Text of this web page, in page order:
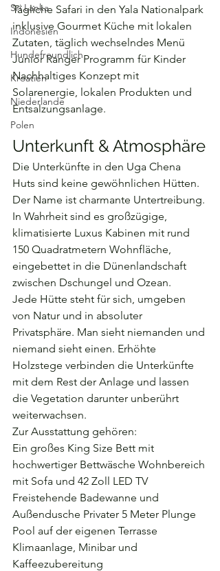
Sri Lanka
Indonesien
Hundefreundlich
Kroatien
Niederlande
Polen
Tägliche Safari in den Yala Nationalpark
inklusive Gourmet Küche mit lokalen
Zutaten, täglich wechselndes Menü
Junior Ranger Programm für Kinder
Nachhaltiges Konzept mit
Solarenergie, lokalen Produkten und
Entsalzungsanlage.
Unterkunft & Atmosphäre
Die Unterkünfte in den Uga Chena
Huts sind keine gewöhnlichen Hütten.
Der Name ist charmante Untertreibung.
In Wahrheit sind es großzügige,
klimatisierte Luxus Kabinen mit rund
150 Quadratmetern Wohnfläche,
eingebettet in die Dünenlandschaft
zwischen Dschungel und Ozean.
Jede Hütte steht für sich, umgeben
von Natur und in absoluter
Privatsphäre. Man sieht niemanden und
niemand sieht einen. Erhöhte
Holzstege verbinden die Unterkünfte
mit dem Rest der Anlage und lassen
die Vegetation darunter unberührt
weiterwachsen.
Zur Ausstattung gehören:
Ein großes King Size Bett mit
hochwertiger Bettwäsche Wohnbereich
mit Sofa und 42 Zoll LED TV
Freistehende Badewanne und
Außendusche Privater 5 Meter Plunge
Pool auf der eigenen Terrasse
Klimaanlage, Minibar und
Kaffeezubereitung